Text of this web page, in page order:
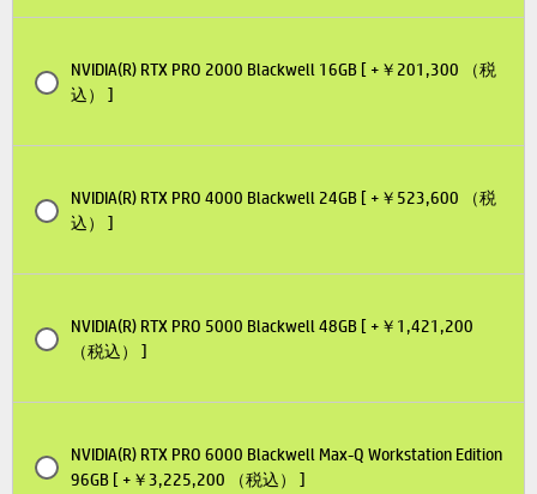
NVIDIA(R) RTX PRO 2000 Blackwell 16GB [ +￥201,300 （税
込） ]
NVIDIA(R) RTX PRO 4000 Blackwell 24GB [ +￥523,600 （税
込） ]
NVIDIA(R) RTX PRO 5000 Blackwell 48GB [ +￥1,421,200
（税込） ]
NVIDIA(R) RTX PRO 6000 Blackwell Max-Q Workstation Edition
96GB [ +￥3,225,200 （税込） ]